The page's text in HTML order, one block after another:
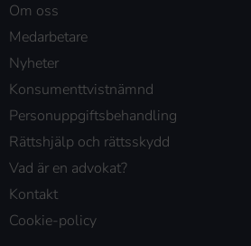
Om oss
Medarbetare
Nyheter
Konsumenttvistnämnd
Personuppgiftsbehandling
Rättshjälp och rättsskydd
Vad är en advokat?
Kontakt
Cookie-policy